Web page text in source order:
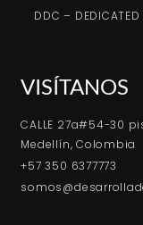
DDC – DEDICATED
VISÍTANOS
CALLE 27a#54-30
Medellín, Colombia
+57 350 6377773